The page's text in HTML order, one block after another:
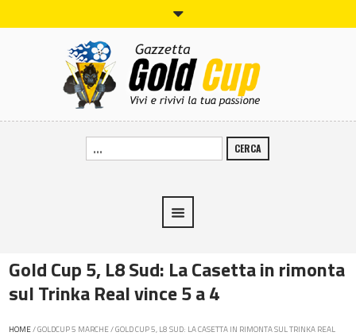
CERCA
Gold Cup 5, L8 Sud: La Casetta in rimonta
sul Trinka Real vince 5 a 4
HOME/GOLDCUP 5 MARCHE/GOLD CUP 5, L8 SUD: LA CASETTA IN RIMONTA SUL TRINKA REAL